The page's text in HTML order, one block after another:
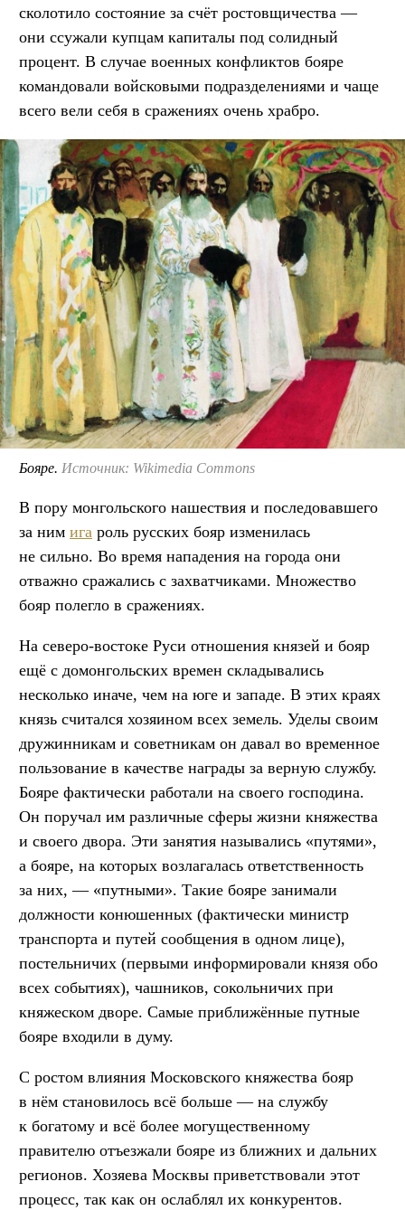
сколотило состояние за счёт ростовщичества —
они ссужали купцам капиталы под солидный
процент. В случае военных конфликтов бояре
командовали войсковыми подразделениями и чаще
всего вели себя в сражениях очень храбро.
Бояре. Источник: Wikimedia Commons
В пору монгольского нашествия и последовавшего
за ним ига роль русских бояр изменилась
не сильно. Во время нападения на города они
отважно сражались с захватчиками. Множество
бояр полегло в сражениях.
На северо-востоке Руси отношения князей и бояр
ещё с домонгольских времен складывались
несколько иначе, чем на юге и западе. В этих краях
князь считался хозяином всех земель. Уделы своим
дружинникам и советникам он давал во временное
пользование в качестве награды за верную службу.
Бояре фактически работали на своего господина.
Он поручал им различные сферы жизни княжества
и своего двора. Эти занятия назывались «путями»,
а бояре, на которых возлагалась ответственность
за них, — «путными». Такие бояре занимали
должности конюшенных (фактически министр
транспорта и путей сообщения в одном лице),
постельничих (первыми информировали князя обо
всех событиях), чашников, сокольничих при
княжеском дворе. Самые приближённые путные
бояре входили в думу.
С ростом влияния Московского княжества бояр
в нём становилось всё больше — на службу
к богатому и всё более могущественному
правителю отъезжали бояре из ближних и дальних
регионов. Хозяева Москвы приветствовали этот
процесс, так как он ослаблял их конкурентов.